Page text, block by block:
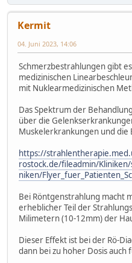
Kermit
04. Juni 2023, 14:06
Schmerzbestrahlungen gibt
medizinischen
mit Nuklearmedizinischen
Das Spektrum der
über die
Muskelerkrankungen und die
https://
rostock.de/fileadmin/
niken/
Bei Röntgenstrahlung macht
erheblicher Teil der
Milimetern (10-12mm) der
Dieser Effekt ist bei der Rö-
dann bei zu hoher Dosis